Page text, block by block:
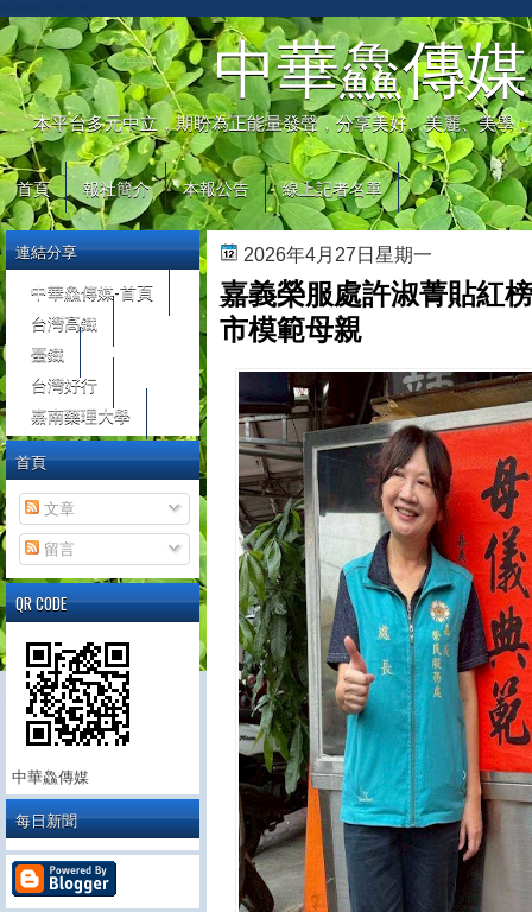
中華鱻傳媒
本平台多元中立，期盼為正能量發聲，分享美好、美麗、美學
首頁 報社簡介 本報公告 線上記者名單
2026年4月27日星期一
嘉義榮服處許淑菁貼紅
市模範母親
連結分享
中華鱻傳媒-首頁
台灣高鐵
臺鐵
台灣好行
嘉南藥理大學
首頁
文章
留言
QR CODE
中華鱻傳媒
每日新聞